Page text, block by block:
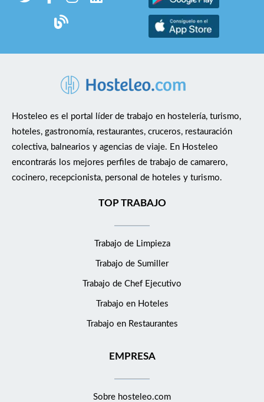
Hosteleo es el portal líder de trabajo en hostelería, turismo,
hoteles, gastronomía, restaurantes, cruceros, restauración
colectiva, balnearios y agencias de viaje. En Hosteleo
encontrarás los mejores perfiles de trabajo de camarero,
cocinero, recepcionista, personal de hoteles y turismo.
TOP TRABAJO
Trabajo de Limpieza
Trabajo de Sumiller
Trabajo de Chef Ejecutivo
Trabajo en Hoteles
Trabajo en Restaurantes
EMPRESA
Sobre hosteleo.com